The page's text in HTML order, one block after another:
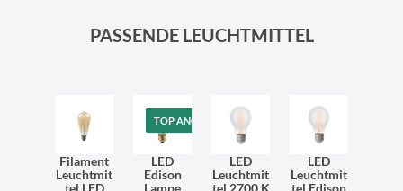
PASSENDE LEUCHTMITTEL
Filament
Leuchtmit
tel LED
TOP ANGEBOT
LED
Edison
Lampe
LED
Leuchtmit
tel 2700 K
LED
Leuchtmit
tel Edison